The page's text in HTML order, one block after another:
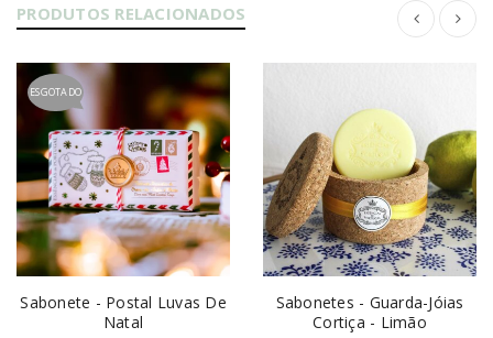
PRODUTOS RELACIONADOS
ESGOTADO
Sabonete - Postal Luvas De
Natal
Sabonetes - Guarda-Jóias
Cortiça - Limão